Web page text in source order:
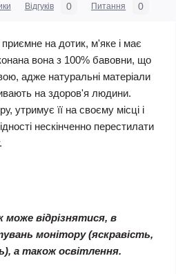
Відгуків 0 Питання 0
приємне на дотик, м'яке і має
вона з 100% бавовни, що
адже натуральні матеріали
на здоров'я людини.
утримує її на своєму місці і
нескінченно перестилати
може відрізнятися, в
монітору (яскравість,
а також освітлення.